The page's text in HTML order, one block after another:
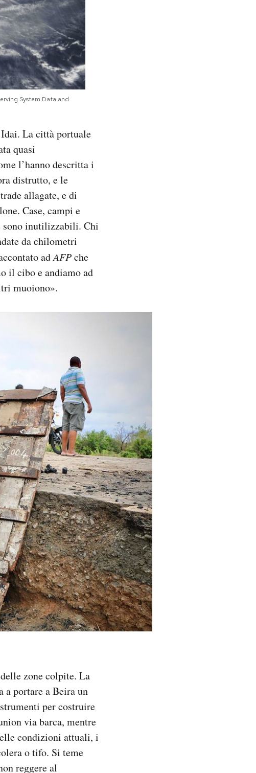
System Data and
La città portuale
quasi
l’hanno descritta i
distrutto, e le
allagate, e di
Case, campi e
sono inutilizzabili. Chi
da chilometri
adAFPche
il cibo e andiamo ad
muoiono».
zone colpite. La
a portare a Beira un
per costruire
via barca, mentre
condizioni attuali, i
o tifo. Si teme
reggere al